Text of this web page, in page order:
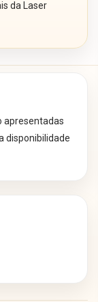
da Laser
apresentadas
disponibilidade